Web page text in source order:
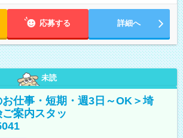
応募する 詳細へ
未読
お仕事・短期・週3日～OK＞埼
案内スタッ